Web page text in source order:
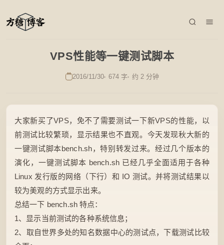
VPS性能等一键测试脚本
2016/11/30 674 字 约 2 分钟
大家新买了VPS，免不了需要测试一下新VPS的性能，以
前测试比较繁琐，显示结果也不直观。今天发现秋大新的
一键测试脚本bench.sh，特别转发过来。经过几个版本的
演化，一键测试脚本 bench.sh 已经几乎全面适用于各种
Linux 发行版的网络（下行）和 IO 测试。并将测试结果以
较为美观的方式显示出来。
总结一下 bench.sh 特点：
1、显示当前测试的各种系统信息；
2、取自世界多处的知名数据中心的测试点，下载测试比较